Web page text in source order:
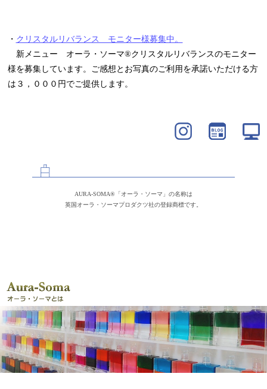
・ クリスタルリバランス モニター様募集中。
新メニュー オーラ・ソーマ®クリスタルリバランスのモニター
様を募集しています。ご感想とお写真のご利用を承諾いただける方
は３，０００円でご提供します。
AURA-SOMA®「オーラ・ソーマ」の名称は
英国オーラ・ソーマプロダクツ社の登録商標です。